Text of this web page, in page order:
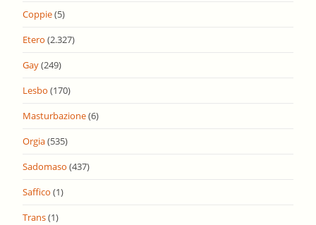
Coppie(5)
Etero (2.327)
Gay(249)
Lesbo (170)
Masturbazione(6)
Orgia(535)
Sadomaso (437)
Saffico (1)
Trans(1)